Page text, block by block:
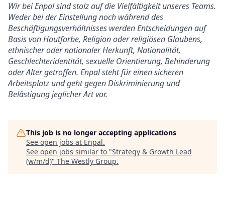
Wir bei Enpal sind stolz auf die Vielfältigkeit unseres Teams.
Weder bei der Einstellung noch während des
Beschäftigungsverhältnisses werden Entscheidungen auf
Basis von Hautfarbe, Religion oder religiösen Glaubens,
ethnischer oder nationaler Herkunft, Nationalität,
Geschlechteridentität, sexuelle Orientierung, Behinderung
oder Alter getroffen. Enpal steht für einen sicheren
Arbeitsplatz und geht gegen Diskriminierung und
Belästigung jeglicher Art vor.
This job is no longer accepting applications
See open jobs at Enpal.
See open jobs similar to "Strategy & Growth Lead
(w/m/d)" The Westly Group.